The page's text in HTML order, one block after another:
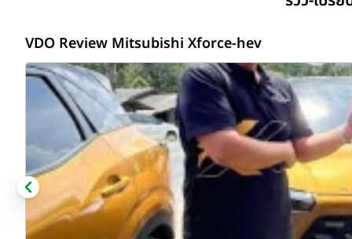
VDO Review Mitsubishi Xforce-hev